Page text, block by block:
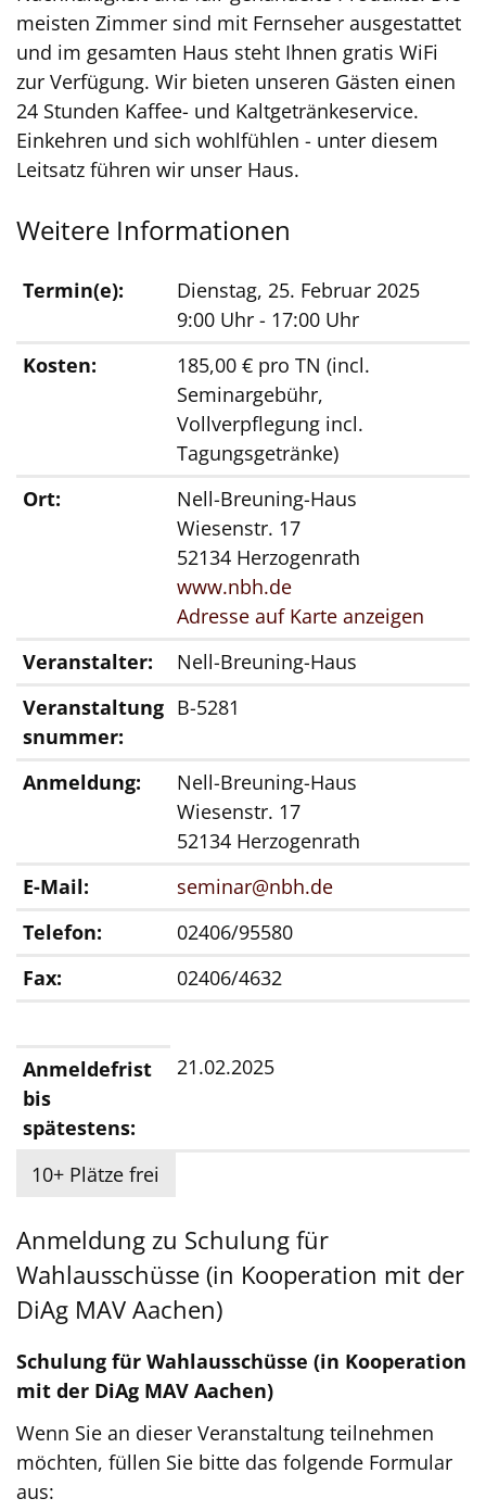
meisten Zimmer sind mit Fernseher ausgestattet
und im gesamten Haus steht Ihnen gratis WiFi
zur Verfügung. Wir bieten unseren Gästen einen
24 Stunden Kaffee- und Kaltgetränkeservice.
Einkehren und sich wohlfühlen - unter diesem
Leitsatz führen wir unser Haus.
Weitere Informationen
Termin(e):
Dienstag, 25. Februar 2025
9:00 Uhr - 17:00 Uhr
Kosten:
185,00 € pro TN (incl.
Seminargebühr,
Vollverpflegung incl.
Tagungsgetränke)
Ort:
Nell-Breuning-Haus
Wiesenstr. 17
52134 Herzogenrath
www.nbh.de
Adresse auf Karte anzeigen
Veranstalter:
Nell-Breuning-Haus
Veranstaltung
snummer:
B-5281
Anmeldung:
Nell-Breuning-Haus
Wiesenstr. 17
52134 Herzogenrath
E-Mail:
seminar@nbh.de
Telefon:
02406/95580
Fax:
02406/4632
Anmeldefrist
bis
spätestens:
21.02.2025
10+ Plätze frei
Anmeldung zu Schulung für
Wahlausschüsse (in Kooperation mit der
DiAg MAV Aachen)
Schulung für Wahlausschüsse (in Kooperation
mit der DiAg MAV Aachen)
Wenn Sie an dieser Veranstaltung teilnehmen
möchten, füllen Sie bitte das folgende Formular
aus: